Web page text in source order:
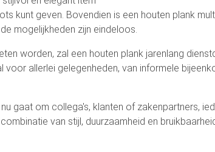
kunt geven. Bovendien is een houten plank
mogelijkheden zijn eindeloos.
worden, zal een houten plank jarenlang
allerlei gelegenheden, van informele
gaat om collega's, klanten of zakenpartners,
van stijl, duurzaamheid en